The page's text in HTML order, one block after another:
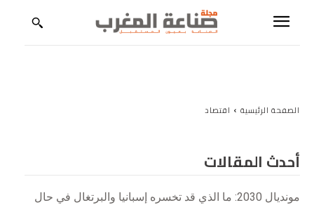
الصفحة الرئيسية اقتصاد
أحدث المقالات
مونديال 2030: ما الذي قد تخسره إسبانيا والبرتغال في حال